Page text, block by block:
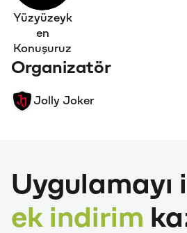
Yüzyüzeyk
en
Konuşuruz
Organizatör
Jolly Joker
Uygulamayı
ek indirim